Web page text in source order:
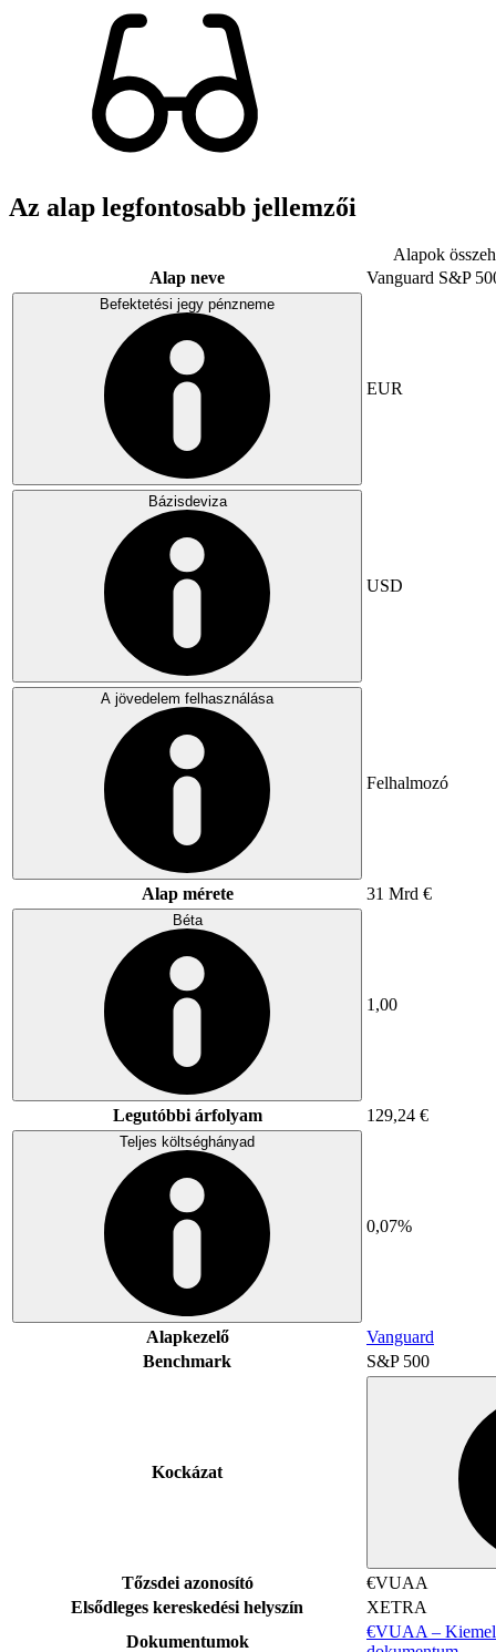
Az alap legfontosabb jellemzői
Alapok
Alap neve
Vanguard S&P
Befektetési jegy pénzneme
EUR
Bázisdeviza
USD
A jövedelem felhasználása
Felhalmozó
Alap mérete 31 Mrd €
Béta
1,00
Legutóbbi árfolyam 129,24 €
Teljes költséghányad
0,07%
Alapkezelő
Vanguard
Benchmark
S&P 500
Kockázat
Tőzsdei azonosító
€VUAA
Elsődleges kereskedési helyszín
XETRA
Dokumentumok
€VUAA –